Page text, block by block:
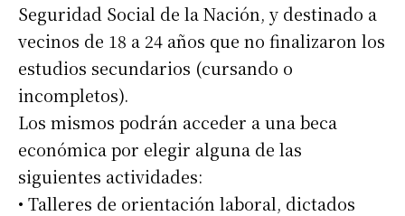
Seguridad Social de la Nación, y destinado a
vecinos de 18 a 24 años que no finalizaron los
estudios secundarios (cursando o
incompletos).
Los mismos podrán acceder a una beca
económica por elegir alguna de las
siguientes actividades:
• Talleres de orientación laboral, dictados